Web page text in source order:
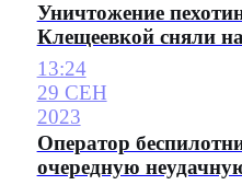
Уничтожение
Клещеевкой сняли
13:24
29 СЕН
2023
Оператор
очередную